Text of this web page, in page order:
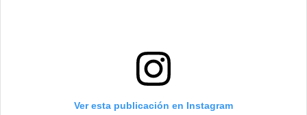
Ver esta publicación en Instagram